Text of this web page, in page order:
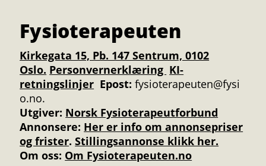
Fysioterapeuten
Kirkegata 15, Pb. 147 Sentrum, 0102
Oslo. Personvernerklæring KI-
retningslinjer Epost: fysioterapeuten@fysi
o.no.
Utgiver: Norsk Fysioterapeutforbund
Annonsere: Her er info om annonsepriser
og frister.Stillingsannonse klikk her.
Om oss: Om Fysioterapeuten.no